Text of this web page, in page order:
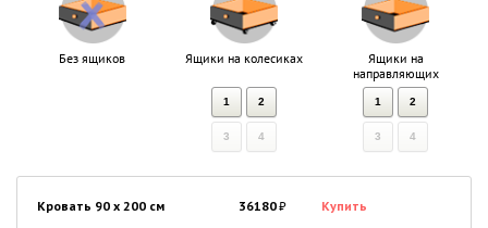
Без ящиков Ящики на колесиках
1 2
3 4
Ящики на
направляющих
1 2
3 4
Кровать 90 x 200 см 36180₽ Купить